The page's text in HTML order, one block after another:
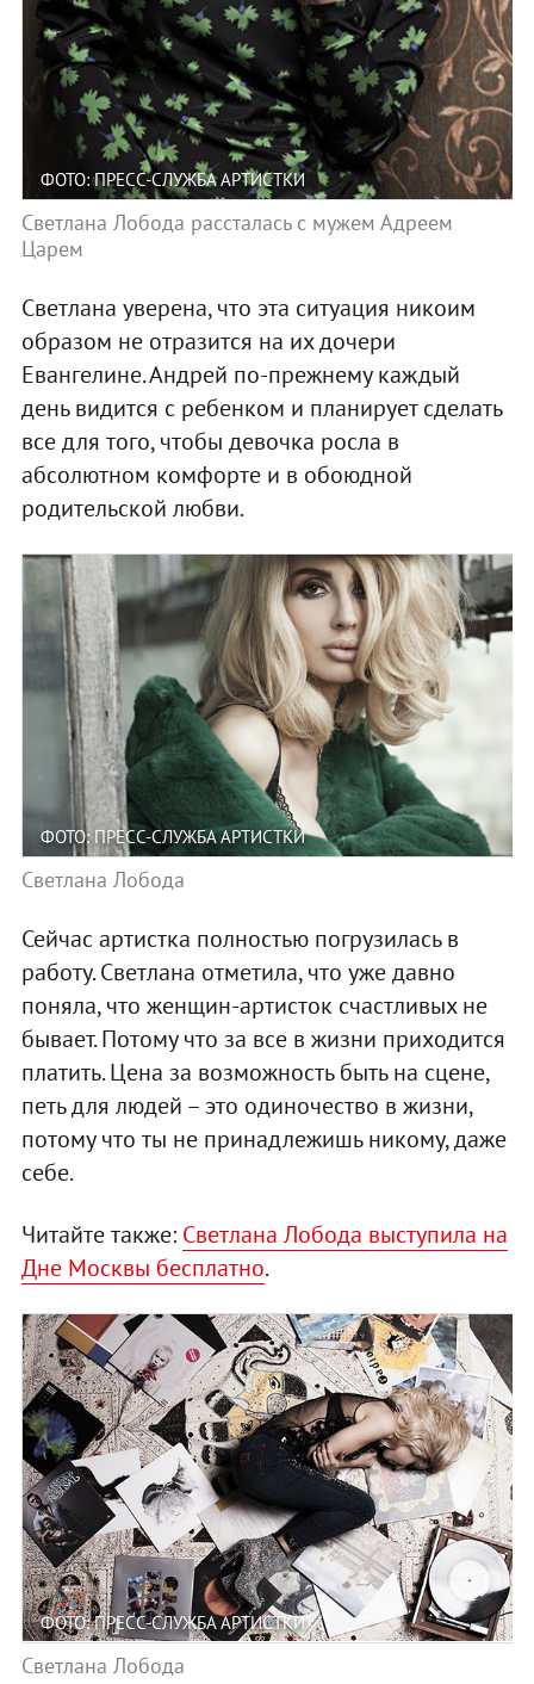
ФОТО: ПРЕСС-СЛУЖБА АРТИСТКИ
Светлана Лобода рассталась с мужем Адреем
Царем
Светлана уверена, что эта ситуация никоим
образом не отразится на их дочери
Евангелине. Андрей по-прежнему каждый
день видится с ребенком и планирует сделать
все для того, чтобы девочка росла в
абсолютном комфорте и в обоюдной
родительской любви.
ФОТО: ПРЕСС-СЛУЖБА АРТИСТКИ
Светлана Лобода
Сейчас артистка полностью погрузилась в
работу. Светлана отметила, что уже давно
поняла, что женщин-артисток счастливых не
бывает. Потому что за все в жизни приходится
платить. Цена за возможность быть на сцене,
петь для людей – это одиночество в жизни,
потому что ты не принадлежишь никому, даже
себе.
Читайте также: Светлана Лобода выступила на
Дне Москвы бесплатно.
ФОТО: ПРЕСС-СЛУЖБА АРТИСТКИ
Светлана Лобода